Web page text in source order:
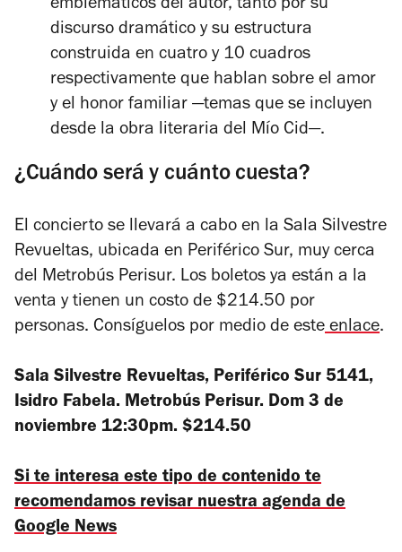
emblemáticos del autor, tanto por su
discurso dramático y su estructura
construida en cuatro y 10 cuadros
respectivamente que hablan sobre el amor
y el honor familiar —temas que se incluyen
desde la obra literaria del Mío Cid—.
¿Cuándo será y cuánto cuesta?
El concierto se llevará a cabo en la Sala Silvestre
Revueltas, ubicada en Periférico Sur, muy cerca
del Metrobús Perisur. Los boletos ya están a la
venta y tienen un costo de $214.50 por
personas. Consíguelos por medio de esteenlace.
Sala Silvestre Revueltas, Periférico Sur 5141,
Isidro Fabela. Metrobús Perisur. Dom 3 de
noviembre 12:30pm. $214.50
Si te interesa este tipo de contenido te
recomendamos revisar nuestra agenda de
Google News